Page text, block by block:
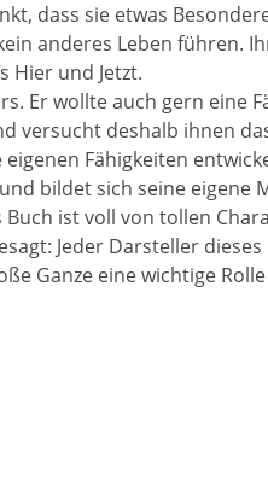
dass sie etwas
anderes Leben führen.
Hier und Jetzt.
Er wollte auch gern eine
versucht deshalb ihnen
Fähigkeiten
bildet sich seine eigene
ist voll von tollen
Jeder Darsteller
Ganze eine wichtige